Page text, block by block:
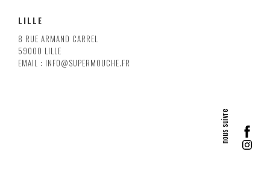
LILLE
8 RUE ARMAND CARREL
59000 LILLE
EMAIL : INFO@SUPERMOUCHE.FR